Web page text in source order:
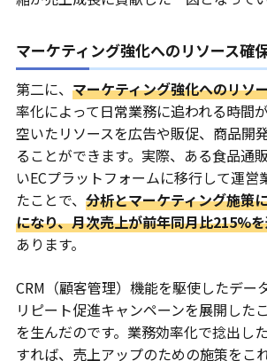
マーケティング強化へのリソース確
第二に、マーケティング強化へのリソ
率化によって日常業務に追われる時間
空いたリソースを広告や販促、商品開
ることができます。実際、ある食品通
いECプラットフォームに移行して運営
たことで、分析とマーケティング施策
になり、月次売上が前年同月比215%
あります。
CRM（顧客管理）機能を駆使したデー
リピート促進キャンペーンを展開した
を生んだのです。業務効率化で捻出し
すれば、売上アップのための施策をこ